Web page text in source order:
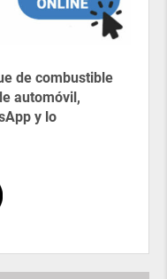
de combustible
automóvil,
y lo